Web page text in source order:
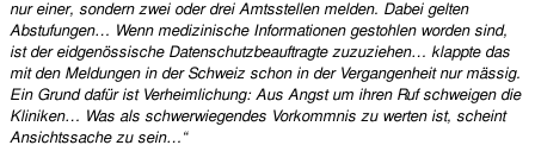
nur einer, sondern zwei oder drei Amtsstellen melden. Dabei gelten
Abstufungen… Wenn medizinische Informationen gestohlen worden sind,
ist der eidgenössische Datenschutzbeauftragte zuzuziehen… klappte das
mit den Meldungen in der Schweiz schon in der Vergangenheit nur mässig.
Ein Grund dafür ist Verheimlichung: Aus Angst um ihren Ruf schweigen die
Kliniken… Was als schwerwiegendes Vorkommnis zu werten ist, scheint
Ansichtssache zu sein…“